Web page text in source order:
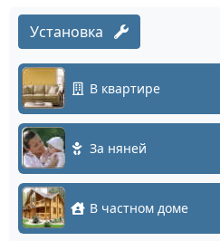
Установка
В квартире
За няней
В частном доме